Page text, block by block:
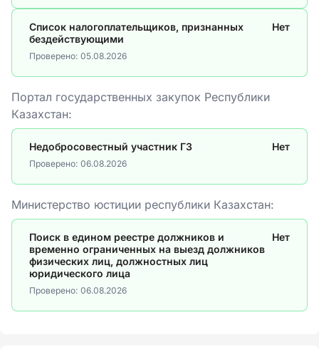
Список налогоплательщиков, признанных
бездействующими
Нет
Проверено: 05.08.2026
Портал государственных закупок Республики
Казахстан:
Недобросовестный участник ГЗ Нет
Проверено: 06.08.2026
Министерство юстиции республики Казахстан:
Поиск в едином реестре должников и
временно ограниченных на выезд должников
физических лиц, должностных лиц
юридического лица
Нет
Проверено: 06.08.2026